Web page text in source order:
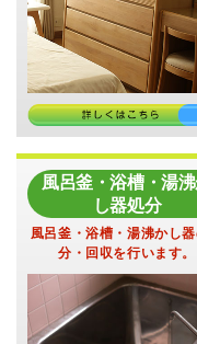
風呂釜・浴槽・湯
し器処分
風呂釜・浴槽・湯沸かし
分・回収を行います。